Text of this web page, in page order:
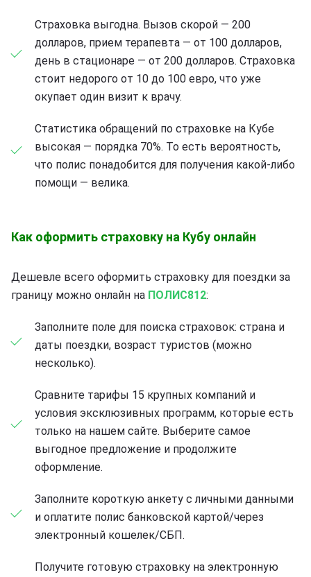
Страховка выгодна. Вызов скорой — 200
долларов, прием терапевта — от 100 долларов,
день в стационаре — от 200 долларов. Страховка
стоит недорого от 10 до 100 евро, что уже
окупает один визит к врачу.
Статистика обращений по страховке на Кубе
высокая — порядка 70%. То есть вероятность,
что полис понадобится для получения какой-либо
помощи — велика.
Как оформить страховку на Кубу онлайн
Дешевле всего оформить страховку для поездки за
границу можно онлайн на ПОЛИС812:
Заполните поле для поиска страховок: страна и
даты поездки, возраст туристов (можно
несколько).
Сравните тарифы 15 крупных компаний и
условия эксклюзивных программ, которые есть
только на нашем сайте. Выберите самое
выгодное предложение и продолжите
оформление.
Заполните короткую анкету с личными данными
и оплатите полис банковской картой/через
электронный кошелек/СБП.
Получите готовую страховку на электронную